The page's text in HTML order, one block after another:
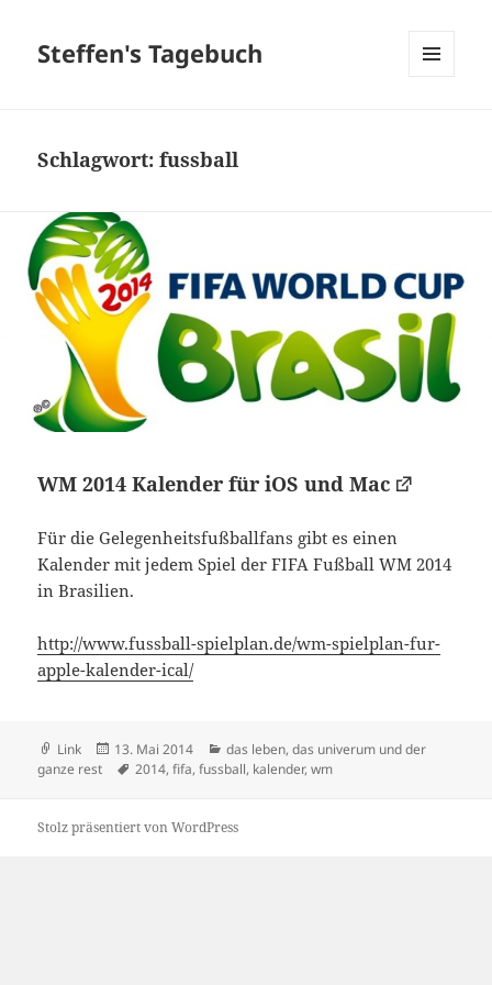
Steffen's Tagebuch
Schlagwort:fussball
WM 2014 Kalender für iOS und Mac
Für die Gelegenheitsfußballfans gibt es einen
Kalender mit jedem Spiel der FIFA Fußball WM 2014
in Brasilien.
http://www.fussball-spielplan.de/wm-spielplan-fur-
apple-kalender-ical/
Format
Link
Veröffentlicht
am
13. Mai 2014 Kategorien
das leben, das univerum und der
ganze rest
Schlagwörter
2014,fifa,fussball, kalender,wm
Stolz präsentiert von WordPress